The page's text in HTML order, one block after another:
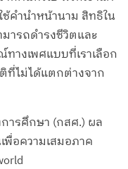
ช้คำนำหน้านาม สิทธิใน
ารถดำรงชีวิตและ
างเพศแบบที่เราเลือก
ที่ไม่ได้แตกต่างจาก
ารศึกษา (กสศ.) ผล
พื่อความเสมอภาค